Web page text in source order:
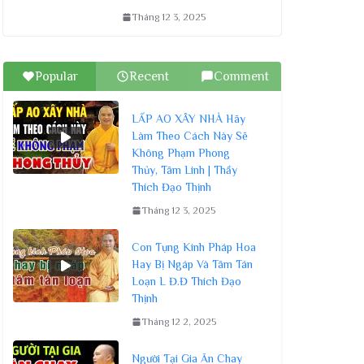
Tháng 12 3, 2025
Popular Recent Comment
LẤP AO XÂY NHÀ Hãy
Làm Theo Cách Này Sẽ
Không Phạm Phong
Thủy, Tâm Linh | Thầy
Thích Đạo Thịnh
Tháng 12 3, 2025
Con Tụng Kinh Pháp Hoa
Hay Bị Ngáp Và Tâm Tán
Loạn L Đ.Đ Thích Đạo
Thịnh
Tháng 12 2, 2025
Người Tại Gia Ăn Chay